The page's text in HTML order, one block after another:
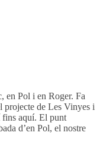
en Pol i en Roger. Fa
projecte de Les Vinyes i
fins aquí. El punt
d’en Pol, el nostre